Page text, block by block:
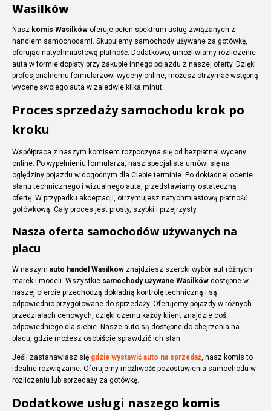
Wasilków
Nasz komis Wasilków oferuje pełen spektrum usług związanych z
handlem samochodami. Skupujemy samochody używane za gotówkę,
oferując natychmiastową płatność. Dodatkowo, umożliwiamy rozliczenie
auta w formie dopłaty przy zakupie innego pojazdu z naszej oferty. Dzięki
profesjonalnemu formularzowi wyceny online, możesz otrzymać wstępną
wycenę swojego auta w zaledwie kilka minut.
Proces sprzedaży samochodu krok po
kroku
Współpraca z naszym komisem rozpoczyna się od bezpłatnej wyceny
online. Po wypełnieniu formularza, nasz specjalista umówi się na
oględziny pojazdu w dogodnym dla Ciebie terminie. Po dokładnej ocenie
stanu technicznego i wizualnego auta, przedstawiamy ostateczną
ofertę. W przypadku akceptacji, otrzymujesz natychmiastową płatność
gotówkową. Cały proces jest prosty, szybki i przejrzysty.
Nasza oferta samochodów używanych na
placu
W naszym auto handel Wasilków znajdziesz szeroki wybór aut różnych
marek i modeli. Wszystkie samochody używane Wasilków dostępne w
naszej ofercie przechodzą dokładną kontrolę techniczną i są
odpowiednio przygotowane do sprzedaży. Oferujemy pojazdy w różnych
przedziałach cenowych, dzięki czemu każdy klient znajdzie coś
odpowiedniego dla siebie. Nasze auto są dostępne do obejrzenia na
placu, gdzie możesz osobiście sprawdzić ich stan.
Jeśli zastanawiasz się gdzie wystawić auto na sprzedaż, nasz komis to
idealne rozwiązanie. Oferujemy możliwość pozostawienia samochodu w
rozliczeniu lub sprzedaży za gotówkę.
Dodatkowe usługi naszego komis